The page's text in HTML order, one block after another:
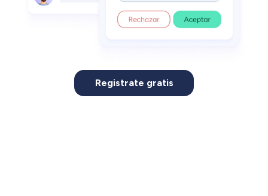
Registrate gratis